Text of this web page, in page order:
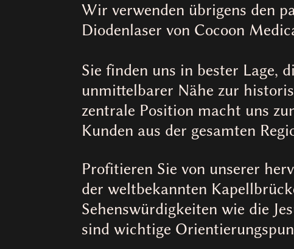
Wir verwenden übrigens den
Diodenlaser von Cocoon
Sie finden uns in bester Lage,
unmittelbarer Nähe zur
zentrale Position macht uns
Kunden aus der gesamten
Profitieren Sie von unserer
der weltbekannten
Sehenswürdigkeiten wie die
sind wichtige